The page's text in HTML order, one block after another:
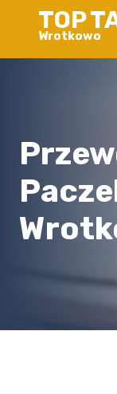
TOP
Wrotkowo